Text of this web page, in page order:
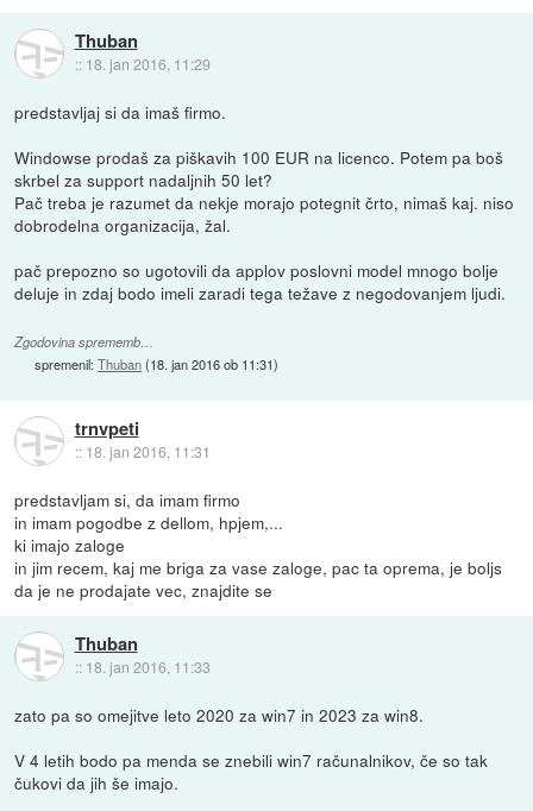
Thuban
:: 18. jan 2016, 11:29
predstavljaj si da imaš firmo.
Windowse prodaš za piškavih 100 EUR na licenco. Potem pa boš
skrbel za support nadaljnih 50 let?
Pač treba je razumet da nekje morajo potegnit črto, nimaš kaj. niso
dobrodelna organizacija, žal.
pač prepozno so ugotovili da applov poslovni model mnogo bolje
deluje in zdaj bodo imeli zaradi tega težave z negodovanjem ljudi.
Zgodovina sprememb…
spremenil:Thuban(18. jan 2016 ob 11:31)
trnvpeti
:: 18. jan 2016, 11:31
predstavljam si, da imam firmo
in imam pogodbe z dellom, hpjem,...
ki imajo zaloge
in jim recem, kaj me briga za vase zaloge, pac ta oprema, je boljs
da je ne prodajate vec, znajdite se
Thuban
:: 18. jan 2016, 11:33
zato pa so omejitve leto 2020 za win7 in 2023 za win8.
V 4 letih bodo pa menda se znebili win7 računalnikov, če so tak
čukovi da jih še imajo.